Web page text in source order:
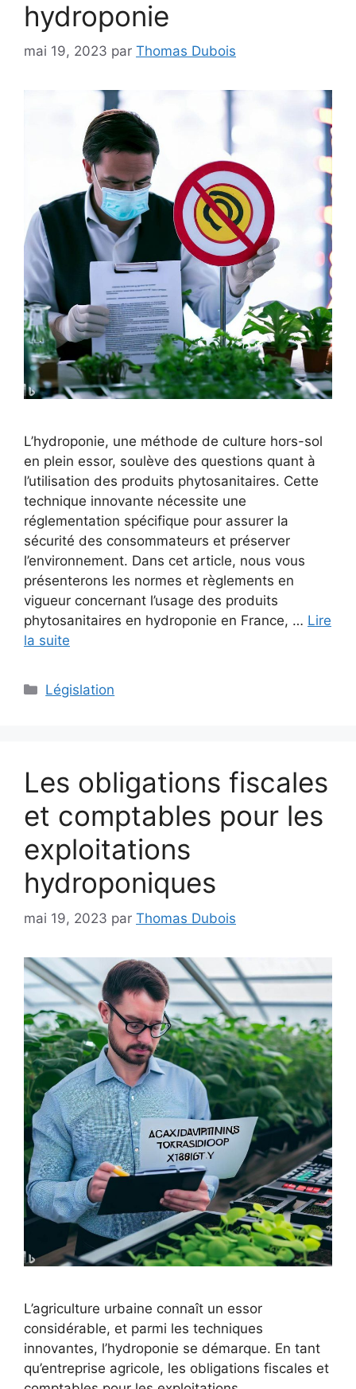
hydroponie
mai 19, 2023 par Thomas Dubois
L’hydroponie, une méthode de culture hors-sol
en plein essor, soulève des questions quant à
l’utilisation des produits phytosanitaires. Cette
technique innovante nécessite une
réglementation spécifique pour assurer la
sécurité des consommateurs et préserver
l’environnement. Dans cet article, nous vous
présenterons les normes et règlements en
vigueur concernant l’usage des produits
phytosanitaires en hydroponie en France, … Lire
la suite
Catégories
Législation
Les obligations fiscales
et comptables pour les
exploitations
hydroponiques
mai 19, 2023 par Thomas Dubois
L’agriculture urbaine connaît un essor
considérable, et parmi les techniques
innovantes, l’hydroponie se démarque. En tant
qu’entreprise agricole, les obligations fiscales et